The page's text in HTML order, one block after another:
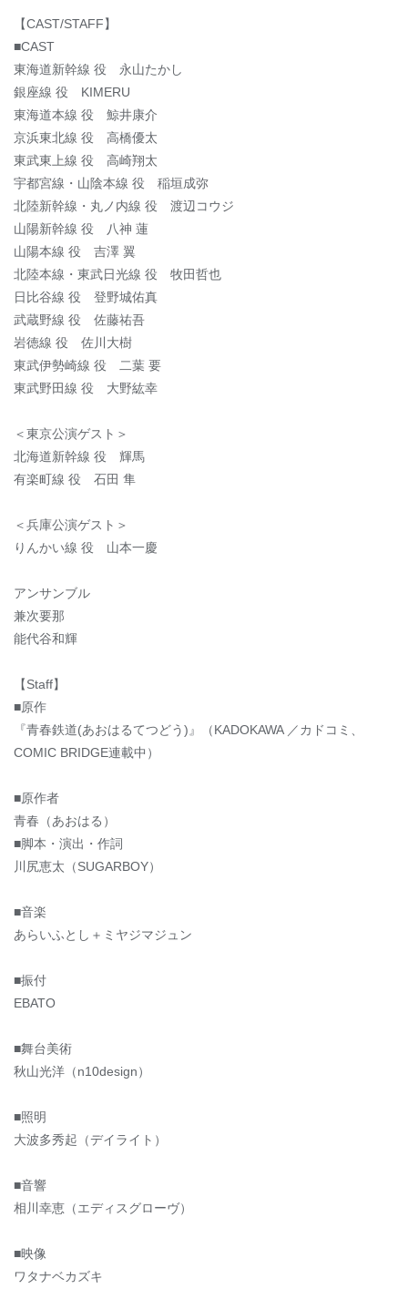
【CAST/STAFF】
■CAST
東海道新幹線 役 永山たかし
銀座線 役 KIMERU
東海道本線 役 鯨井康介
京浜東北線 役 高橋優太
東武東上線 役 高崎翔太
宇都宮線・山陰本線 役 稲垣成弥
北陸新幹線・丸ノ内線 役 渡辺コウジ
山陽新幹線 役 八神 蓮
山陽本線 役 吉澤 翼
北陸本線・東武日光線 役 牧田哲也
日比谷線 役 登野城佑真
武蔵野線 役 佐藤祐吾
岩徳線 役 佐川大樹
東武伊勢崎線 役 二葉 要
東武野田線 役 大野紘幸
＜東京公演ゲスト＞
北海道新幹線 役 輝馬
有楽町線 役 石田 隼
＜兵庫公演ゲスト＞
りんかい線 役 山本一慶
アンサンブル
兼次要那
能代谷和輝
【Staff】
■原作
『青春鉄道(あおはるてつどう)』（KADOKAWA ／カドコミ、
COMIC BRIDGE連載中）
■原作者
青春（あおはる）
■脚本・演出・作詞
川尻恵太（SUGARBOY）
■音楽
あらいふとし＋ミヤジマジュン
■振付
EBATO
■舞台美術
秋山光洋（n10design）
■照明
大波多秀起（デイライト）
■音響
相川幸恵（エディスグローヴ）
■映像
ワタナベカズキ